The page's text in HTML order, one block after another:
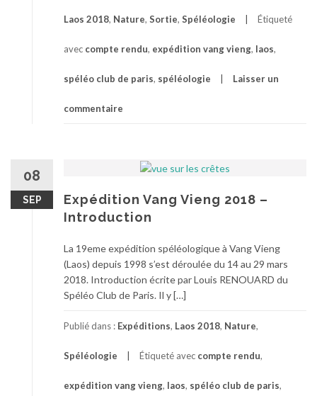
Laos 2018, Nature, Sortie, Spéléologie Étiqueté
avec compte rendu, expédition vang vieng, laos,
spéléo club de paris, spéléologie Laisser un
commentaire
08
SEP
Expédition Vang Vieng 2018 –
Introduction
La 19eme expédition spéléologique à Vang Vieng
(Laos) depuis 1998 s’est déroulée du 14 au 29 mars
2018. Introduction écrite par Louis RENOUARD du
Spéléo Club de Paris. Il y […]
Publié dans : Expéditions, Laos 2018, Nature,
Spéléologie Étiqueté avec compte rendu,
expédition vang vieng, laos, spéléo club de paris,